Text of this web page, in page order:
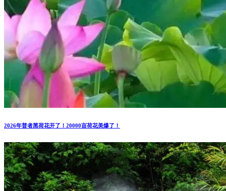
2026年普者黑荷花开了！20000亩荷花美爆了！